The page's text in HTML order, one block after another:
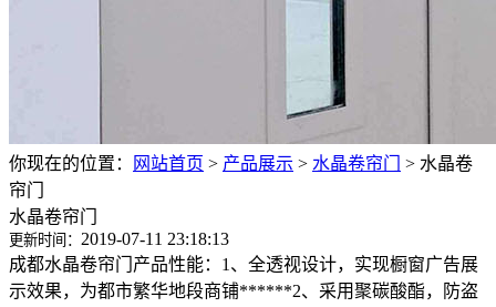
你现在的位置： 网站首页 > 产品展示 > 水晶卷帘门 > 水晶卷
帘门
水晶卷帘门
更新时间： 2019-07-11 23:18:13
成都水晶卷帘门产品性能：1、全透视设计，实现橱窗广告展
示效果，为都市繁华地段商铺******2、采用聚碳酸酯，防盗